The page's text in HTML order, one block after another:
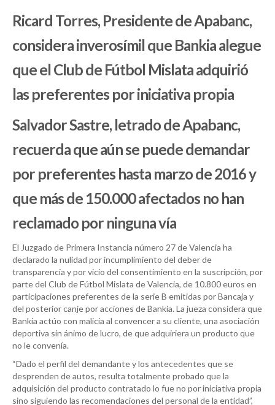
Ricard Torres, Presidente de Apabanc,
considera inverosímil que Bankia alegue
que el Club de Fútbol Mislata adquirió
las preferentes por iniciativa propia
Salvador Sastre, letrado de Apabanc,
recuerda que aún se puede demandar
por preferentes hasta marzo de 2016 y
que más de 150.000 afectados no han
reclamado por ninguna vía
El Juzgado de Primera Instancia número 27 de Valencia ha
declarado la nulidad por incumplimiento del deber de
transparencia y por vicio del consentimiento en la suscripción, por
parte del Club de Fútbol Mislata de Valencia, de 10.800 euros en
participaciones preferentes de la serie B emitidas por Bancaja y
del posterior canje por acciones de Bankia. La jueza considera que
Bankia actúo con malicia al convencer a su cliente, una asociación
deportiva sin ánimo de lucro, de que adquiriera un producto que
no le convenía.
“Dado el perfil del demandante y los antecedentes que se
desprenden de autos, resulta totalmente probado que la
adquisición del producto contratado lo fue no por iniciativa propia
sino siguiendo las recomendaciones del personal de la entidad”,